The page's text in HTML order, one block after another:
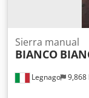
Legnago 9,868
Sierra manual
BIANCO